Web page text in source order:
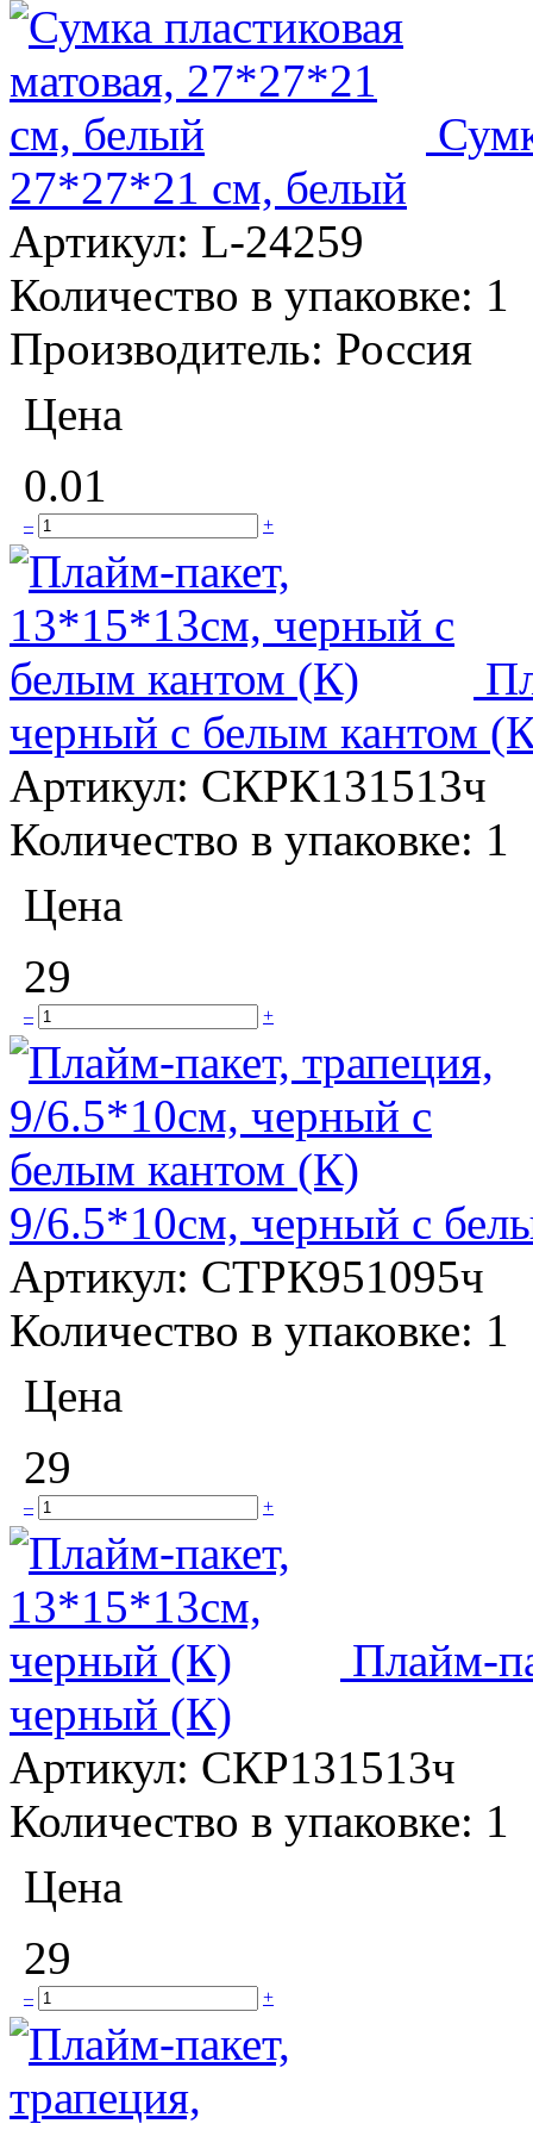
27*27*21 см, белый
Артикул: L-24259
Количество в упаковке: 1
Производитель: Россия
Цена
0.01
– +
черный с белым кантом
Артикул: СКРК131513ч
Количество в упаковке: 1
Цена
29
– +
9/6.5*10см, черный с
Артикул: СТРК951095ч
Количество в упаковке: 1
Цена
29
– +
Плайм-
черный (К)
Артикул: СКР131513ч
Количество в упаковке: 1
Цена
29
– +